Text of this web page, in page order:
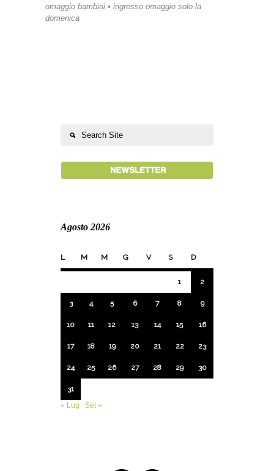
omaggio bambini • ingresso omaggio solo la
domenica
Agosto 2026
L M M G V S D
1 2
3 4 5 6 7 8 9
10 11 12 13 14 15 16
17 18 19 20 21 22 23
24 25 26 27 28 29 30
31
« Lug
Set »